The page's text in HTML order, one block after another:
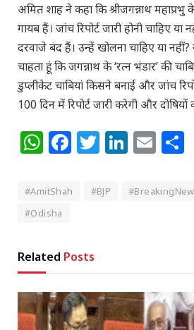
अमित शाह ने कहा कि श्रीजगन्नाथ महाप्रभु के
गायब हैं। जांच रिपोर्ट जारी होनी चाहिए या
दरवाजे बंद हैं। उन्हें खोलना चाहिए या
चाहता हूं कि जगन्नाथ के ‘रत्न भंडार’ की
डुप्लीकेट चाबियां किसने बनाईं और जांच
100 दिन में रिपोर्ट जारी करेगी और
WhatsApp
Facebook
Twitter
#AmitShah #BJP
#Odisha
Related Posts